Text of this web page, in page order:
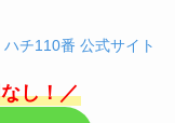
ハチ110番 公式サイト
し！／